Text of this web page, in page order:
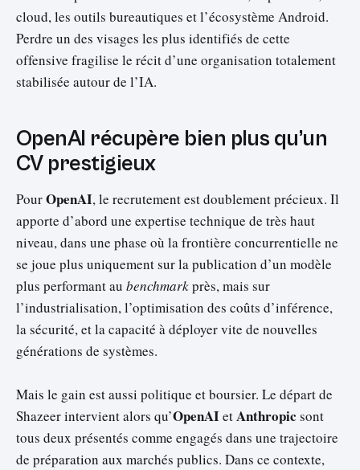
cloud, les outils bureautiques et l’écosystème Android.
Perdre un des visages les plus identifiés de cette
offensive fragilise le récit d’une organisation totalement
stabilisée autour de l’IA.
OpenAI récupère bien plus qu’un
CV prestigieux
PourOpenAI, le recrutement est doublement précieux. Il
apporte d’abord une expertise technique de très haut
niveau, dans une phase où la frontière concurrentielle ne
se joue plus uniquement sur la publication d’un modèle
plus performant au benchmarkprès, mais sur
l’industrialisation, l’optimisation des coûts d’inférence,
la sécurité, et la capacité à déployer vite de nouvelles
générations de systèmes.
Mais le gain est aussi politique et boursier. Le départ de
Shazeer intervient alors qu’OpenAIetAnthropic sont
tous deux présentés comme engagés dans une trajectoire
de préparation aux marchés publics. Dans ce contexte,